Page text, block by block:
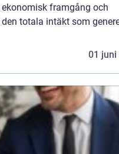
framgång och
totala intäkt som
01 juni